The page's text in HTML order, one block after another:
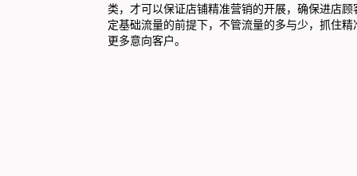
类，才可以保证店铺精准营销的开展，确保进店
定基础流量的前提下，不管流量的多与少，抓住
更多意向客户。